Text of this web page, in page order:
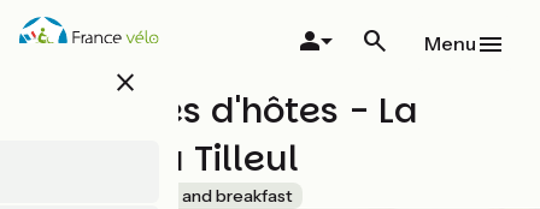
Skip
close
Menu
Chambres d'hôtes - La
Ferme du Tilleul
Bed and breakfast